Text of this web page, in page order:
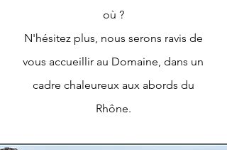
où ?
N'hésitez plus, nous serons ravis de
vous accueillir au Domaine, dans un
cadre chaleureux aux abords du
Rhône.